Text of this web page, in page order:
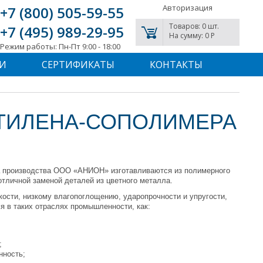
+7 (800) 505-59-55
+7 (495) 989-29-95
Режим работы: Пн-Пт 9:00 - 18:00
Авторизация
Товаров: 0 шт.
На сумму: 0 P
СЕРТИФИКАТЫ КОНТАКТЫ
СОПОЛИМЕРА
производства ООО «АНИОН» изготавливаются из полимерного
заменой деталей из цветного металла.
низкому влагопоглощению, ударопрочности и упругости,
в таких отраслях промышленности, как: